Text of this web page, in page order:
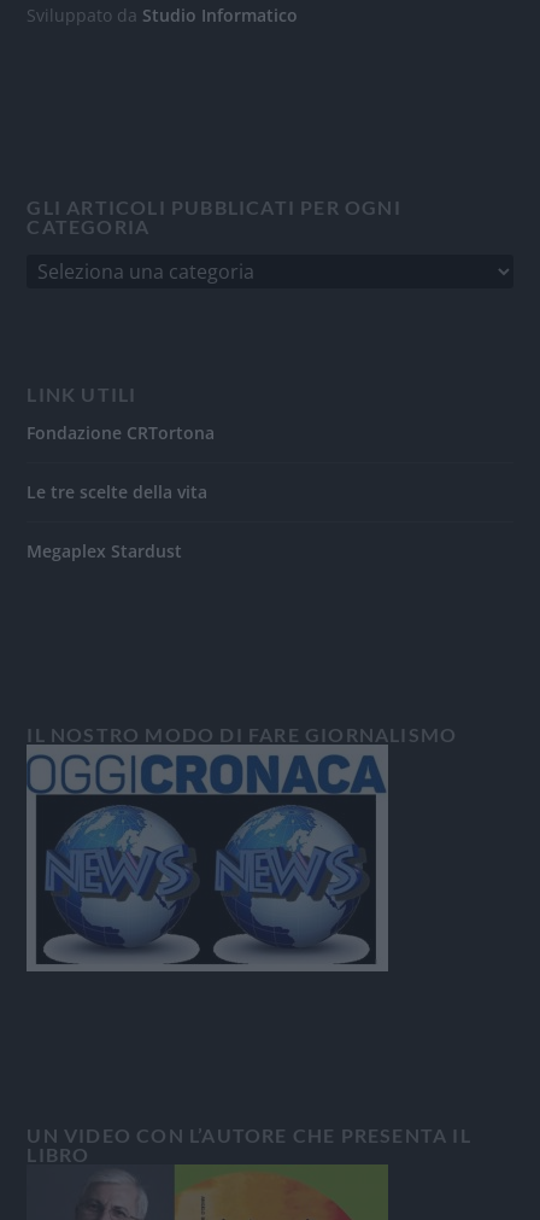
Sviluppato da Studio Informatico
GLI ARTICOLI PUBBLICATI PER OGNI
CATEGORIA
LINK UTILI
Fondazione CRTortona
Le tre scelte della vita
Megaplex Stardust
IL NOSTRO MODO DI FARE GIORNALISMO
UN VIDEO CON L’AUTORE CHE PRESENTA IL
LIBRO